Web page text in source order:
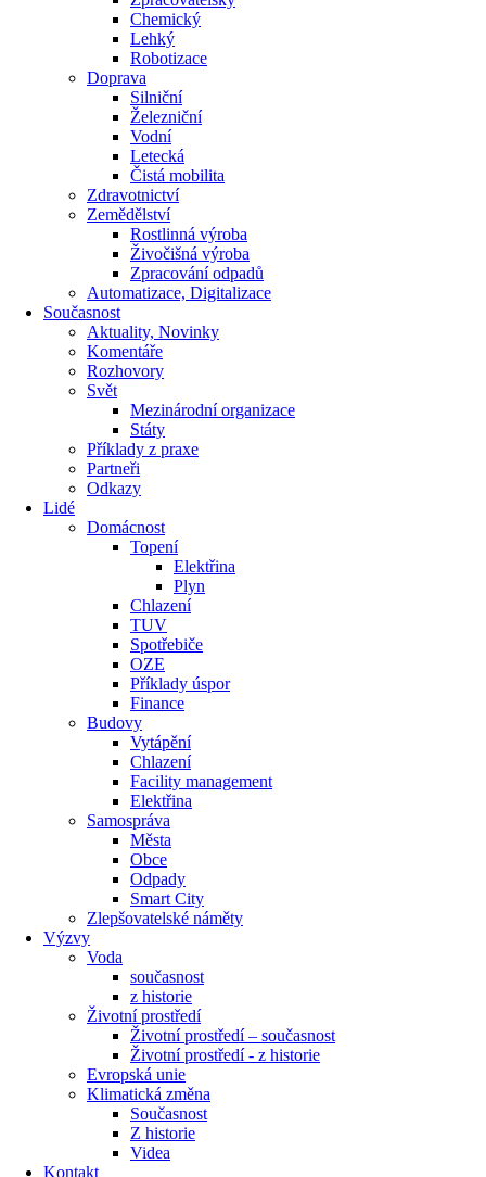
Chemický
Lehký
Robotizace
Doprava
Silniční
Železniční
Vodní
Letecká
Čistá mobilita
Zdravotnictví
Zemědělství
Rostlinná výroba
Živočišná výroba
Zpracování odpadů
Automatizace, Digitalizace
Současnost
Aktuality, Novinky
Komentáře
Rozhovory
Svět
Mezinárodní organizace
Státy
Příklady z praxe
Partneři
Odkazy
Lidé
Domácnost
Topení
Elektřina
Plyn
Chlazení
TUV
Spotřebiče
OZE
Příklady úspor
Finance
Budovy
Vytápění
Chlazení
Facility management
Elektřina
Samospráva
Města
Obce
Odpady
Smart City
Zlepšovatelské náměty
Výzvy
Voda
současnost
z historie
Životní prostředí
Životní prostředí – současnost
Životní prostředí ​- z historie
Evropská unie
Klimatická změna
Současnost
Z historie
Videa
Kontakt